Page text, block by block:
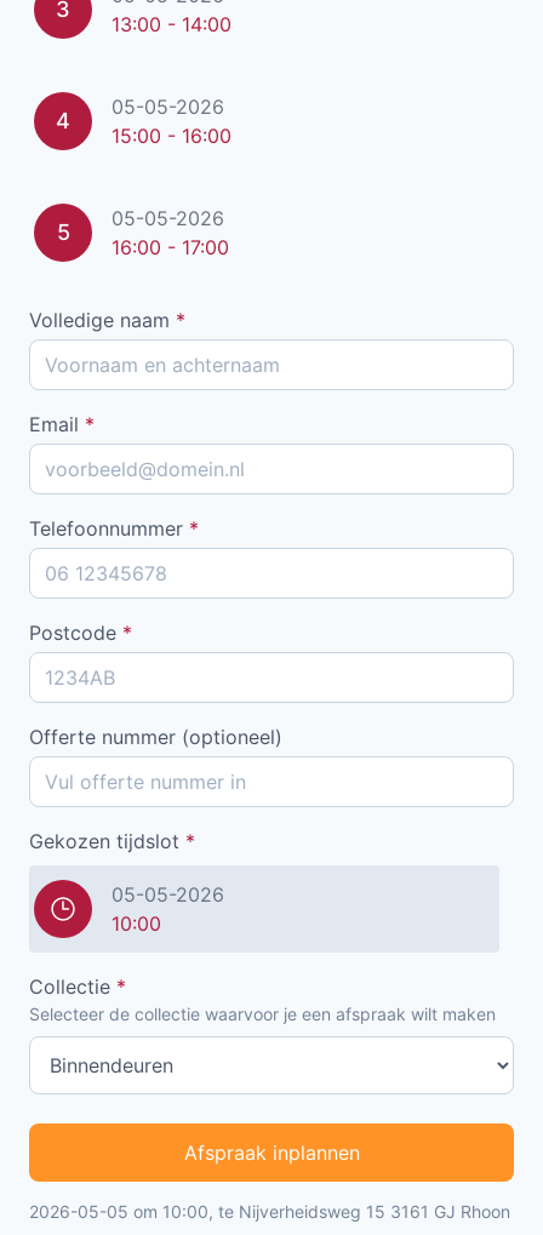
3
13:00 - 14:00
4
05-05-2026
15:00 - 16:00
5
05-05-2026
16:00 - 17:00
Volledige naam *
Email *
Telefoonnummer *
Postcode *
Offerte nummer (optioneel)
Gekozen tijdslot *
05-05-2026
10:00
Collectie *
Selecteer de collectie waarvoor je een afspraak wilt maken
Afspraak inplannen
2026-05-05 om 10:00, te Nijverheidsweg 15 3161 GJ Rhoon